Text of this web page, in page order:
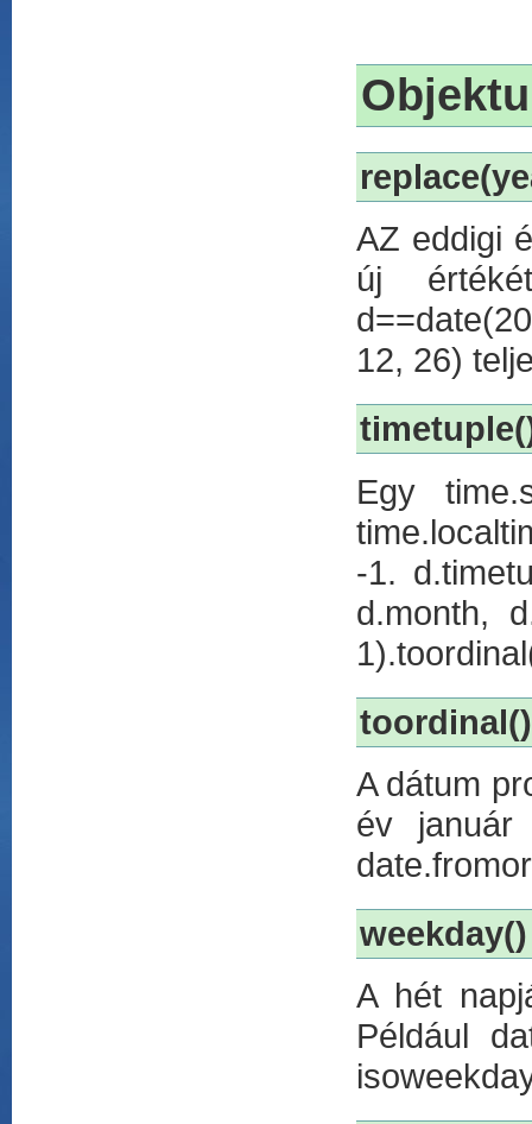
AZ eddigi
új
12, 26)
Egy
-1.
d.month,
toordinal()
A dátum
év január
weekday()
A hét
Például